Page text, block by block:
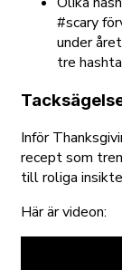
#scary
under
tre
Inför
recept som
till roliga
Här är videon: